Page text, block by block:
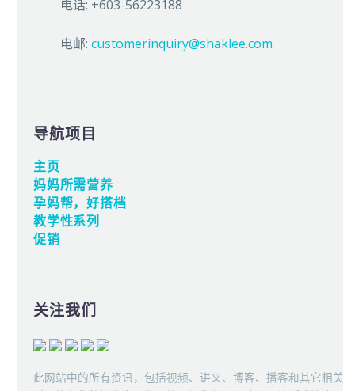
电话: +603-56223188
电邮: customerinquiry@shaklee.com
导航项目
主页
妈妈所需营养
孕妈帮，好搭档
教学性系列
促销
关注我们
此网站中的所有资讯，包括视频、讲义、博客、播客和其它相关资